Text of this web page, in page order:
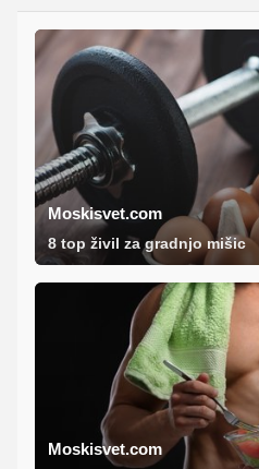
Moskisvet.com
8 top živil za gradnjo mišic
Moskisvet.com